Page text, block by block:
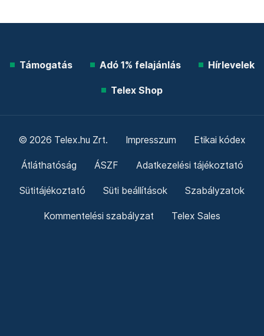
Támogatás Adó 1% felajánlás Hírlevelek
Telex Shop
© 2026 Telex.hu Zrt. Impresszum Etikai kódex
Átláthatóság ÁSZF Adatkezelési tájékoztató
Sütitájékoztató Süti beállítások Szabályzatok
Kommentelési szabályzat Telex Sales